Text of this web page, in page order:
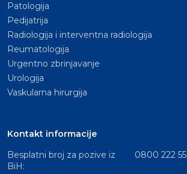
Patologija
Pedijatrija
Radiologija i interventna radiologija
Reumatologija
Urgentno zbrinjavanje
Urologija
Vaskularna hirurgija
Kontakt informacije
Besplatni broj za pozive iz
BiH:
0800 222 55